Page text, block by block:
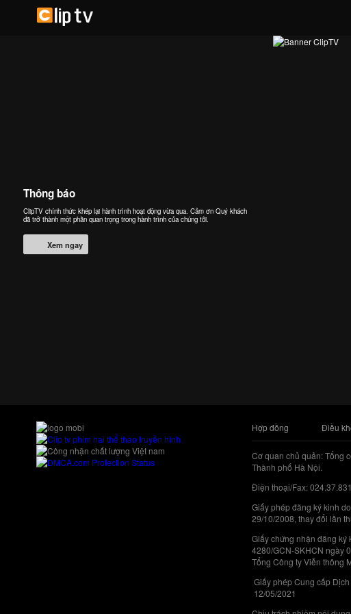
Thông báo
ClipTV chính thức khép lại hành trình hoạt động vừa qua. Cảm ơn Quý khách
đã trở thành một phần quan trọng trong hành trình của chúng tôi.
Xem ngay
Hợp đồng Điều
Cơ quan chủ quản: Tổng
Thành phố Hà Nội.
Điện thoại/Fax:
Giấy phép đăng ký kinh
29/10/2008, thay đổi lần
Giấy chứng nhận đăng ký
4280/GCN-SKHCN ngày
Tổng Công ty Viễn thông
Giấy phép Cung cấp
12/05/2021